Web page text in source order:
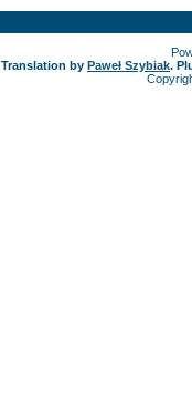
Translation by Paweł Szybiak.